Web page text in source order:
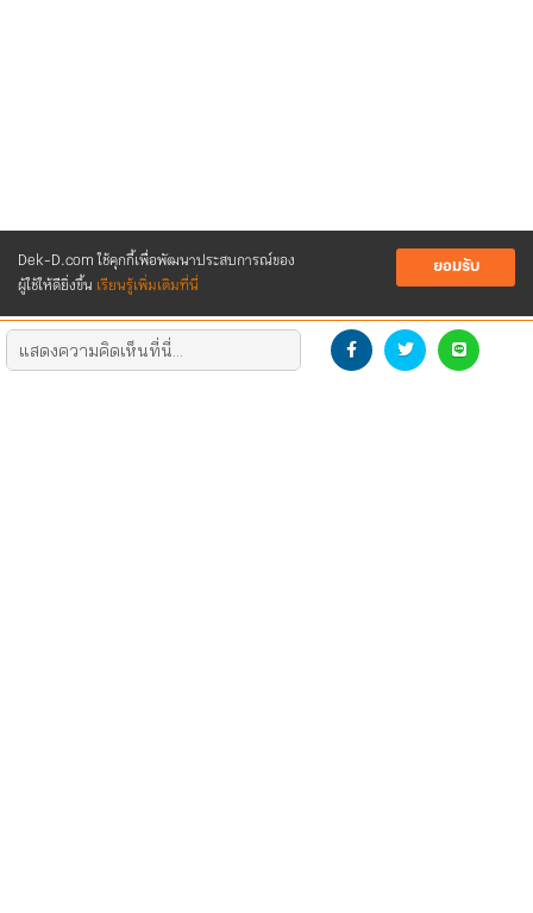
Dek-D.com ใช้คุกกี้เพื่อพัฒนาประสบการณ์ของ
ผู้ใช้ให้ดียิ่งขึ้น เรียนรู้เพิ่มเติมที่นี่
ยอมรับ